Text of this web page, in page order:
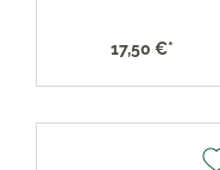
17,50 €*